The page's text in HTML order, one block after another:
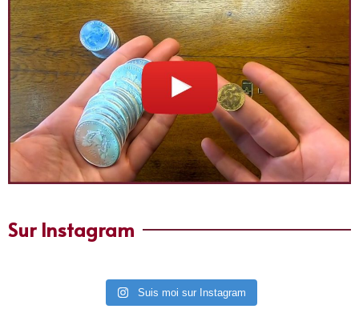
Sur Instagram
Suis moi sur Instagram